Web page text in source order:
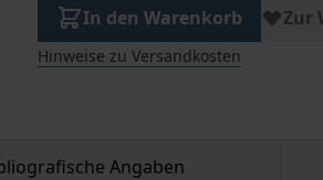
In den Warenkorb Zur
Hinweise zu Versandkosten
Angaben